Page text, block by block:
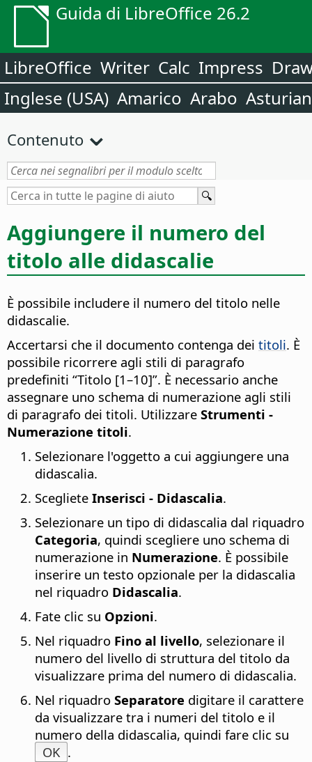
Guida di LibreOffice 26.2
LibreOffice Writer Calc Impress
Inglese (USA) Amarico Arabo
Contenuto
Aggiungere il numero del
titolo alle didascalie
È possibile includere il numero del titolo nelle
didascalie.
Accertarsi che il documento contenga dei titoli. È
possibile ricorrere agli stili di paragrafo
predefiniti “Titolo [1–10]”. È necessario anche
assegnare uno schema di numerazione agli stili
di paragrafo dei titoli. Utilizzare Strumenti -
Numerazione titoli.
Selezionare l'oggetto a cui aggiungere una
didascalia.
Scegliete Inserisci - Didascalia.
Selezionare un tipo di didascalia dal riquadro
Categoria, quindi scegliere uno schema di
numerazione in Numerazione. È possibile
inserire un testo opzionale per la didascalia
nel riquadro Didascalia.
Fate clic su Opzioni.
Nel riquadro Fino al livello, selezionare il
numero del livello di struttura del titolo da
visualizzare prima del numero di didascalia.
Nel riquadro Separatore digitare il carattere
da visualizzare tra i numeri del titolo e il
numero della didascalia, quindi fare clic su
OK .